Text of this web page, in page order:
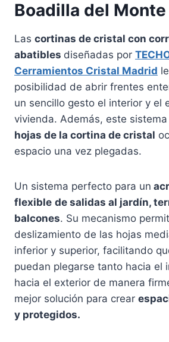
Boadilla del Monte
Las cortinas de cristal con
abatibles diseñadas por
Cerramientos Cristal Madrid
posibilidad de abrir frentes
un sencillo gesto el interior y el
vivienda. Además, este
hojas de la cortina de cristal
espacio una vez plegadas.
Un sistema perfecto para un
flexible de salidas al jardín,
balcones. Su mecanismo
deslizamiento de las hojas
inferior y superior, facilitando
puedan plegarse tanto hacia el
hacia el exterior de manera
mejor solución para crear
y protegidos.